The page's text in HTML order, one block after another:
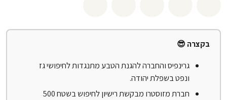
בקצרה 😎
גרינפיס והחברה להגנת הטבע מתנגדות לחיפושי גז
ונפט בשפלת יהודה.
חברת מזוסטרו מבקשת רישיון לחיפוש בשטח 500